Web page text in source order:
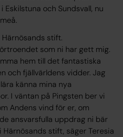
Eskilstuna och Sundsvall, nu
stift.
som ni har gett mig.
hem till det fantastiska
och fjällvärldens vidder. Jag
känna mina nya
I väntan på Pingsten ber vi
Andens vind för er, om
ansvarsfulla uppdrag ni bär
stift, säger Teresia